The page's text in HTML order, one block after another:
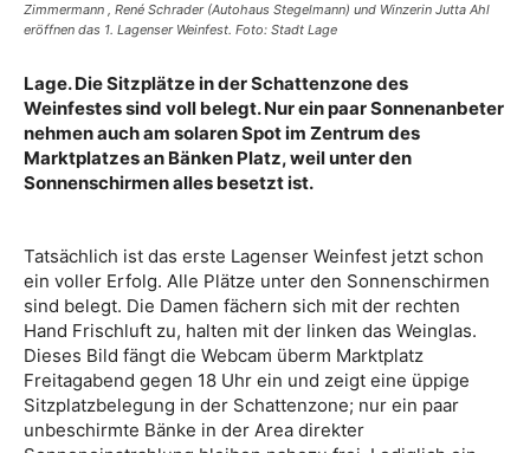
Zimmermann , René Schrader (Autohaus Stegelmann) und Winzerin Jutta Ahl
eröffnen das 1. Lagenser Weinfest. Foto: Stadt Lage
Lage. Die Sitzplätze in der Schattenzone des
Weinfestes sind voll belegt. Nur ein paar Sonnenanbeter
nehmen auch am solaren Spot im Zentrum des
Marktplatzes an Bänken Platz, weil unter den
Sonnenschirmen alles besetzt ist.
Tatsächlich ist das erste Lagenser Weinfest jetzt schon
ein voller Erfolg. Alle Plätze unter den Sonnenschirmen
sind belegt. Die Damen fächern sich mit der rechten
Hand Frischluft zu, halten mit der linken das Weinglas.
Dieses Bild fängt die Webcam überm Marktplatz
Freitagabend gegen 18 Uhr ein und zeigt eine üppige
Sitzplatzbelegung in der Schattenzone; nur ein paar
unbeschirmte Bänke in der Area direkter